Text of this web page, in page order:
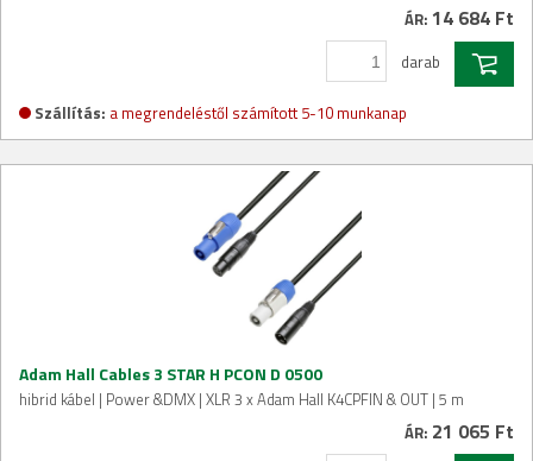
ÁR: 14 684 Ft
darab
Szállítás: a megrendeléstől számított 5-10 munkanap
Adam Hall Cables 3 STAR H PCON D 0500
hibrid kábel | Power &DMX | XLR 3 x Adam Hall K4CPFIN & OUT | 5 m
ÁR: 21 065 Ft